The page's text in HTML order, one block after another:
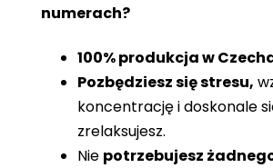
numerach?
100% produkcja w
Pozbędziesz się stresu,
koncentrację i doskonale
zrelaksujesz.
Nie potrzebujesz